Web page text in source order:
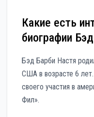
Какие есть
биографии
Бэд Барби Настя
США в возрасте 6
своего участия в
Фил».